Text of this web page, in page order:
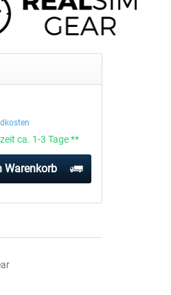
ca. 1-3 Tage **
Warenkorb